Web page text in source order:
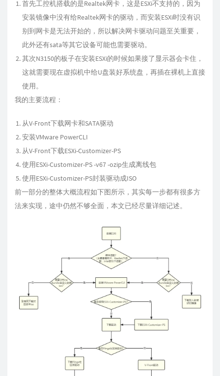
首先工控机搭载的是Realtek网卡，这是ESXi不支持的，因为
安装镜像中没有给Realtek网卡的驱动，而安装ESXi时没有识
别到网卡是无法开始的，所以解决网卡驱动问题至关重要，
此外还有sata等其它设备可能也需要驱动。
其次N3150的板子在安装ESXi的时候如果接了显示器会卡住，
这就需要现在虚拟机中给U盘装好系统盘，再插在裸机上直接
使用。
我的主要流程：
从V-Front下载网卡和SATA驱动
安装VMware PowerCLI
从V-Front下载ESXi-Customizer-PS
使用ESXi-Customizer-PS -v67 -ozip生成离线包
使用ESXi-Customizer-PS封装驱动成ISO
前一部分的整体大概流程如下图所示，其实每一步都有很多方
法来实现，途中仍然不够全面，本文已经尽量详细记述。